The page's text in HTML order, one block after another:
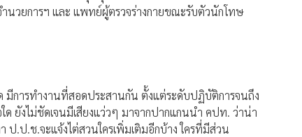
วยการฯ และ แพทย์ผู้ตรวจร่างกายขณะรับตัวนักโทษ
มีการทำงานที่สอดประสานกัน ตั้งแต่ระดับปฏิบัติการจนถึง
ยังไม่ชัดเจนมีเสียงแว่วๆ มาจากปากแกนนำ คปท. ว่าน่า
.ป.ช.จะแจ้งไต่สวนใครเพิ่มเติมอีกบ้าง ใครที่มีส่วน